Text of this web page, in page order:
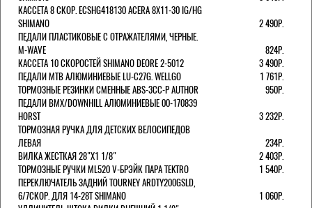
КАССЕТА 8 СКОР. ECSHG418130 ACERA 8Х11-30 IG/HG
SHIMANO
2 490Р.
ПЕДАЛИ ПЛАСТИКОВЫЕ С ОТРАЖАТЕЛЯМИ, ЧЕРНЫЕ.
M-WAVE
824Р.
КАССЕТА 10 СКОРОСТЕЙ SHIMANO DEORE 2-5012
3 490Р.
ПЕДАЛИ MTB АЛЮМИНИЕВЫЕ LU-C27G. WELLGO
1 761Р.
ТОРМОЗНЫЕ РЕЗИНКИ СМЕННЫЕ ABS-3CC-P AUTHOR
950Р.
ПЕДАЛИ BMX/DOWNHILL АЛЮМИНИЕВЫЕ 00-170839
HORST
3 232Р.
ТОРМОЗНАЯ РУЧКА ДЛЯ ДЕТСКИХ ВЕЛОСИПЕДОВ
ЛЕВАЯ
234Р.
ВИЛКА ЖЕСТКАЯ 28"Х1 1/8"
2 403Р.
ТОРМОЗНЫЕ РУЧКИ ML520 V-БРЭЙК ПАРА TEKTRO
1 540Р.
ПЕРЕКЛЮЧАТЕЛЬ ЗАДНИЙ TOURNEY ARDTY200GSLD,
6/7СКОР. ДЛЯ 14-28T SHIMANO
1 060Р.